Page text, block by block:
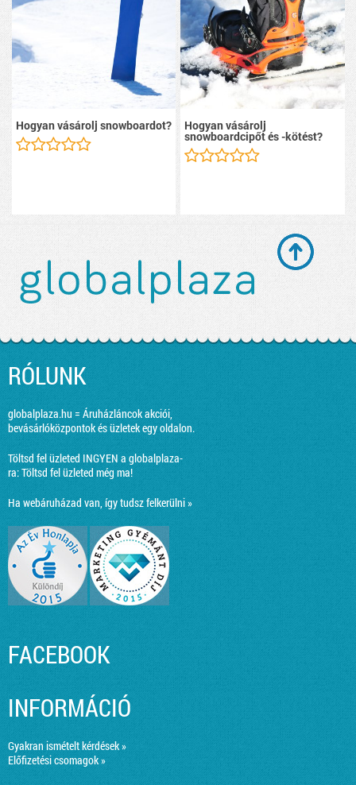
Hogyan vásárolj snowboardot? Hogyan vásárolj
snowboardcipőt és -kötést?
RÓLUNK
globalplaza.hu = Áruházláncok akciói,
bevásárlóközpontok és üzletek egy oldalon.
Töltsd fel üzleted INGYEN a globalplaza-
ra:Töltsd fel üzleted még ma!
Ha webáruházad van, így tudsz felkerülni »
FACEBOOK
INFORMÁCIÓ
Gyakran ismételt kérdések »
Előfizetési csomagok »